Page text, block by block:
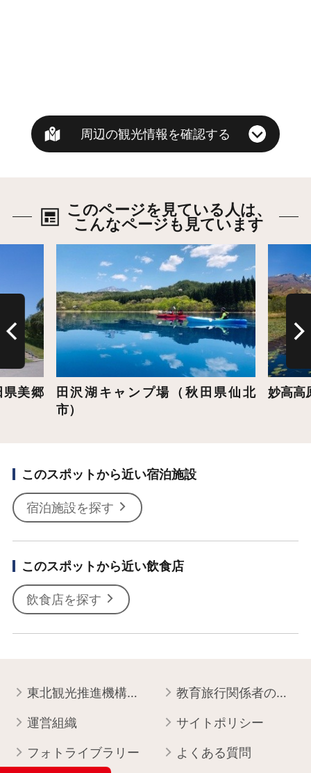
周辺の観光情報を確認する
このページを見ている人は、
こんなページも見ています
県美郷
田沢湖キャンプ場（秋田県仙北
市）
妙高高
このスポットから近い宿泊施設
宿泊施設を探す
このスポットから近い飲食店
飲食店を探す
東北観光推進機構について 教育旅行関係者の皆様へ
運営組織 サイトポリシー
フォトライブラリー よくある質問